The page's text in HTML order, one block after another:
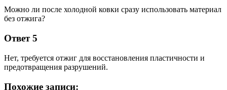
Можно ли после холодной ковки сразу использовать материал
без отжига?
Ответ 5
Нет, требуется отжиг для восстановления пластичности и
предотвращения разрушений.
Похожие записи: